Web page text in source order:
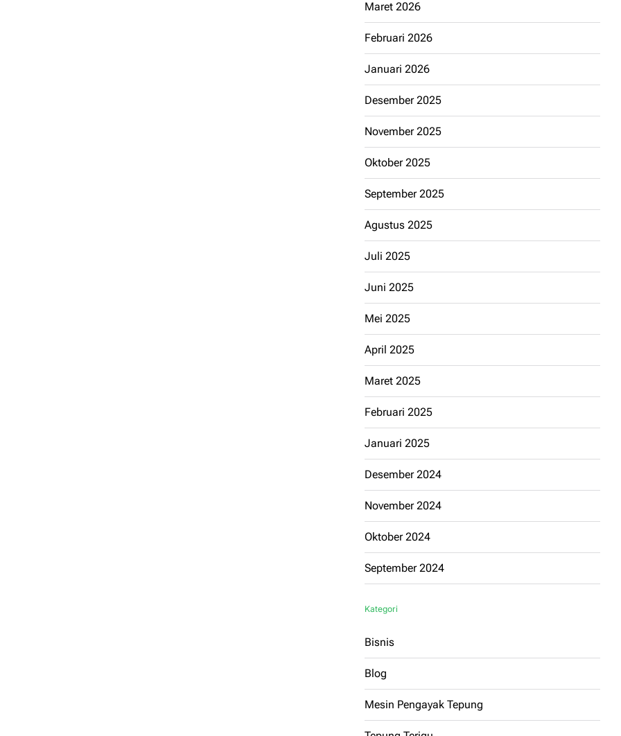
Maret 2026
Februari 2026
Januari 2026
Desember 2025
November 2025
Oktober 2025
September 2025
Agustus 2025
Juli 2025
Juni 2025
Mei 2025
April 2025
Maret 2025
Februari 2025
Januari 2025
Desember 2024
November 2024
Oktober 2024
September 2024
Kategori
Bisnis
Blog
Mesin Pengayak Tepung